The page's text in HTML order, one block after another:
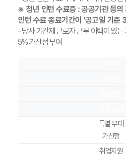
※ 청년 인턴 수료증 : 공공기관 등의
인턴 수료 종료기간이 ‘공고일 기준
- 당사 기간제 근로자 근무 이력이 있는
5% 가산점 부여
특별 우대
가산점
취업지원